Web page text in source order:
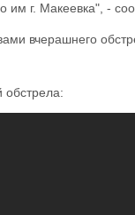
им г. Макеевка", -
вчерашнего
обстрела: